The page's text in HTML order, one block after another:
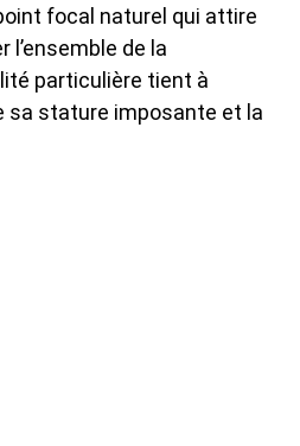
focal naturel qui attire
l’ensemble de la
particulière tient à
sa stature imposante et la